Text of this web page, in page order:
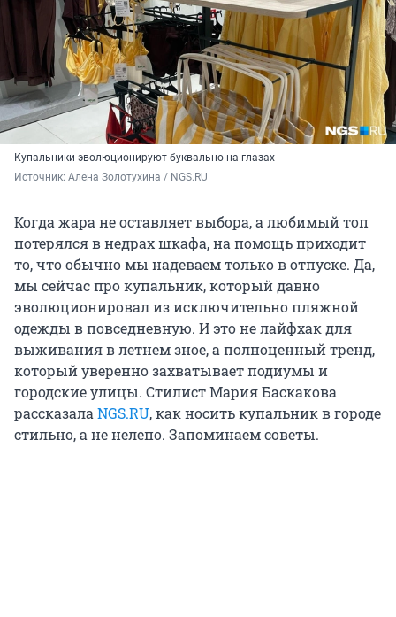
Купальники эволюционируют буквально на глазах
Источник: Алена Золотухина / NGS.RU
Когда жара не оставляет выбора, а любимый топ
потерялся в недрах шкафа, на помощь приходит
то, что обычно мы надеваем только в отпуске. Да,
мы сейчас про купальник, который давно
эволюционировал из исключительно пляжной
одежды в повседневную. И это не лайфхак для
выживания в летнем зное, а полноценный тренд,
который уверенно захватывает подиумы и
городские улицы. Стилист Мария Баскакова
рассказала NGS.RU, как носить купальник в городе
стильно, а не нелепо. Запоминаем советы.